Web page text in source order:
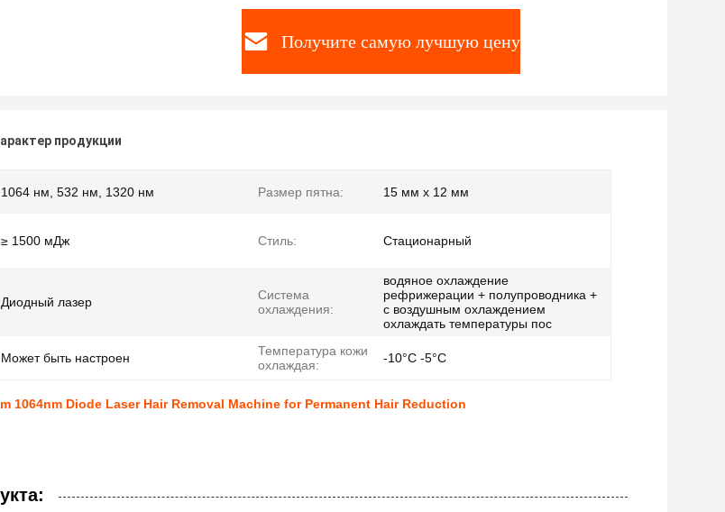
Получите самую лучшую цену
продукции
1064 нм, 532 нм, 1320 нм Размер пятна: 15 мм х 12 мм
≥ 1500 мДж Стиль: Стационарный
Диодный лазер
Система
охлаждения:
водяное охлаждение
рефрижерации + полупроводника +
с воздушным охлаждением
охлаждать температуры пос
Может быть настроен
Температура кожи
охлаждая:
-10°C -5°C
1064nm Diode Laser Hair Removal Machine for Permanent Hair Reduction